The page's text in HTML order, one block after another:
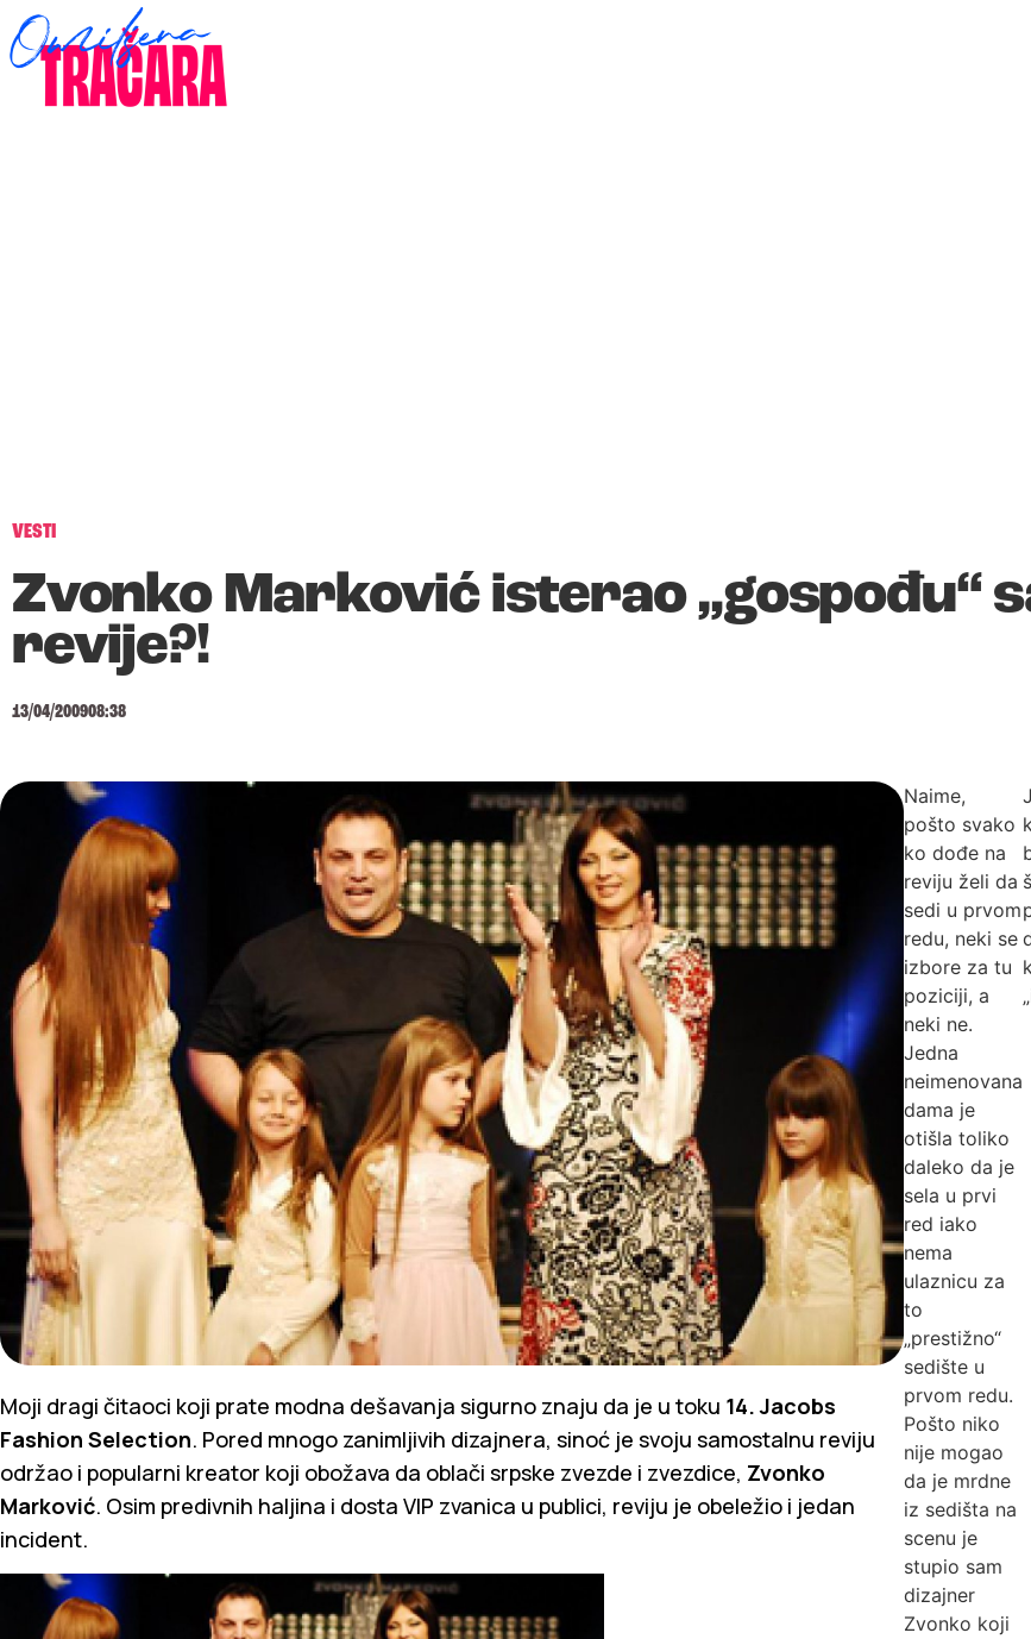
VESTI
Zvonko Marković isterao „gospođu“
revije?!
13/04/200908:38
Moji dragi čitaoci koji prate modna dešavanja sigurno znaju da je u toku 14. Jacobs
Fashion Selection. Pored mnogo zanimljivih dizajnera, sinoć je svoju samostalnu reviju
održao i popularni kreator koji obožava da oblači srpske zvezde i zvezdice, Zvonko
Marković. Osim predivnih haljina i dosta VIP zvanica u publici, reviju je obeležio i jedan
incident.
Naime,
pošto svako
ko dođe na
reviju želi da
sedi u prvom
redu, neki se
izbore za tu
poziciji, a
neki ne.
Jedna
neimenovana
dama je
otišla toliko
daleko da je
sela u prvi
red iako
nema
ulaznicu za
to
„prestižno“
sedište u
prvom redu.
Pošto niko
nije mogao
da je mrdne
iz sedišta na
scenu je
stupio sam
dizajner
Zvonko koji